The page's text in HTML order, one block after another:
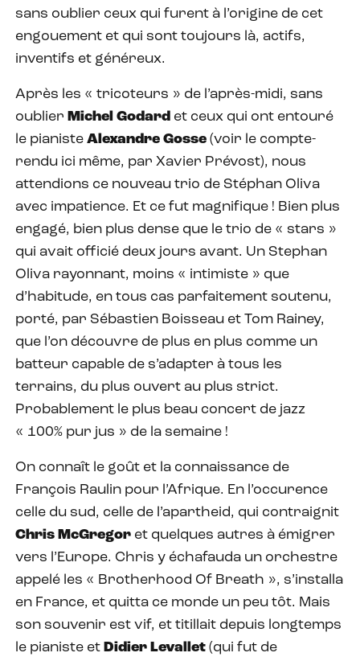
sans oublier ceux qui furent à l’origine de cet
engouement et qui sont toujours là, actifs,
inventifs et généreux.
Après les « tricoteurs » de l’après-midi, sans
oublier Michel Godard et ceux qui ont entouré
le pianiste Alexandre Gosse (voir le compte-
rendu ici même, par Xavier Prévost), nous
attendions ce nouveau trio de Stéphan Oliva
avec impatience. Et ce fut magnifique ! Bien plus
engagé, bien plus dense que le trio de « stars »
qui avait officié deux jours avant. Un Stephan
Oliva rayonnant, moins « intimiste » que
d’habitude, en tous cas parfaitement soutenu,
porté, par Sébastien Boisseau et Tom Rainey,
que l’on découvre de plus en plus comme un
batteur capable de s’adapter à tous les
terrains, du plus ouvert au plus strict.
Probablement le plus beau concert de jazz
« 100% pur jus » de la semaine !
On connaît le goût et la connaissance de
François Raulin pour l’Afrique. En l’occurence
celle du sud, celle de l’apartheid, qui contraignit
Chris McGregor et quelques autres à émigrer
vers l’Europe. Chris y échafauda un orchestre
appelé les « Brotherhood Of Breath », s’installa
en France, et quitta ce monde un peu tôt. Mais
son souvenir est vif, et titillait depuis longtemps
le pianiste et Didier Levallet (qui fut de